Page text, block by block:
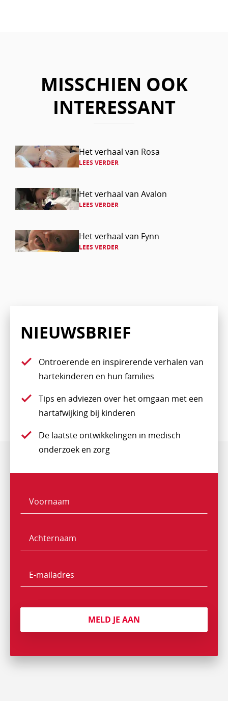
MISSCHIEN OOK
INTERESSANT
Het verhaal van Rosa
LEES VERDER
Lees
verder
Het verhaal van Avalon
LEES VERDER
Lees
verder
Het verhaal van Fynn
LEES VERDER
Lees
verder
NIEUWSBRIEF
Ontroerende en inspirerende verhalen van
hartekinderen en hun families
Tips en adviezen over het omgaan met een
hartafwijking bij kinderen
De laatste ontwikkelingen in medisch
onderzoek en zorg
Naam
Voornaam
Achternaam
mailadres
MELD JE AAN